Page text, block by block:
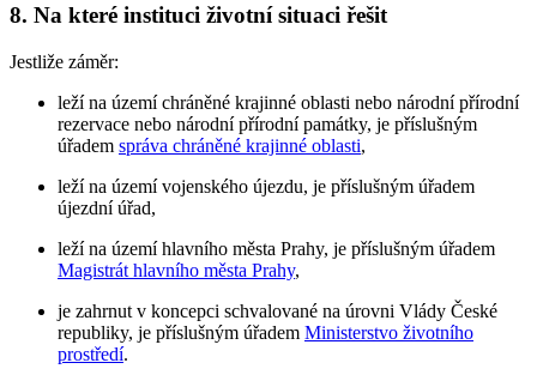
8. Na které instituci životní situaci řešit
Jestliže záměr:
leží na území chráněné krajinné oblasti nebo národní přírodní
rezervace nebo národní přírodní památky, je příslušným
úřadem správa chráněné krajinné oblasti,
leží na území vojenského újezdu, je příslušným úřadem
újezdní úřad,
leží na území hlavního města Prahy, je příslušným úřadem
Magistrát hlavního města Prahy,
je zahrnut v koncepci schvalované na úrovni Vlády České
republiky, je příslušným úřadem Ministerstvo životního
prostředí.